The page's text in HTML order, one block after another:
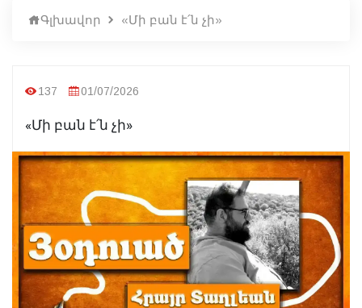
Գլխավոր «Մի բան է՛ն չի»
137 01/07/2026
«Մի բան է՛ն չի»